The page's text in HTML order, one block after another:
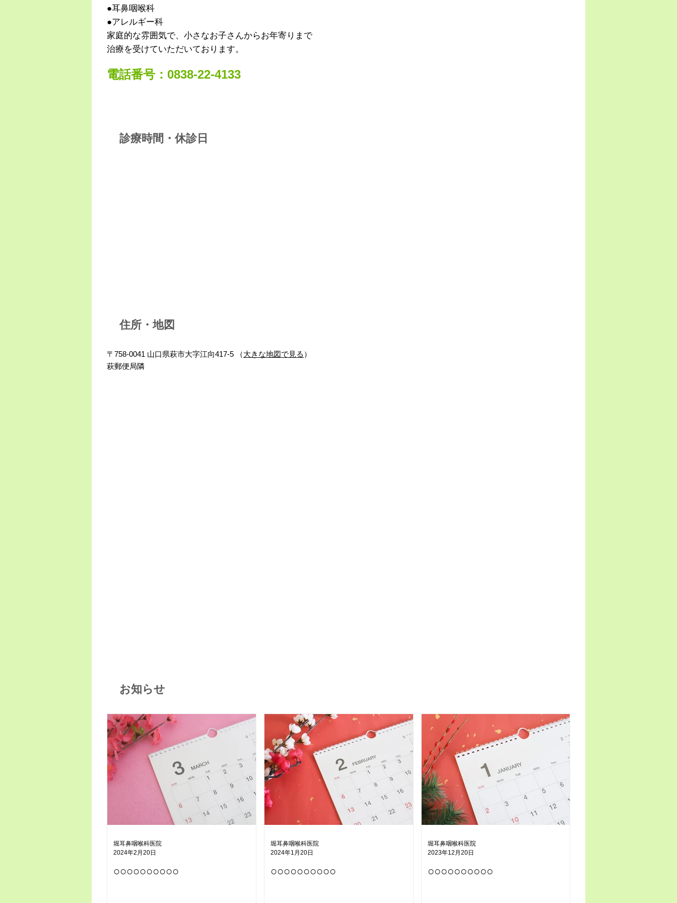
●耳鼻咽喉科
●アレルギー科
家庭的な雰囲気で、小さなお子さんからお年寄りまで
治療を受けていただいております。
電話番号：0838-22-4133
診療時間・休診日
住所・地図
〒758-0041 山口県萩市大字江向417-5 （大きな地図で見る ）
萩郵便局隣
お知らせ
○○○○○○○○○○
堀耳鼻咽喉科医院
2024年2月20日
○○○○○○○○○○
堀耳鼻咽喉科医院
2024年1月20日
○○○○○○○○○○
堀耳鼻咽喉科医院
2023年12月20日